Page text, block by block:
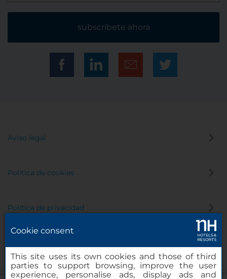
subscríbete ahora
Aviso legal
Política de cookies
Política de privacidad
Cookie consent
This site uses its own cookies and those of third
parties to support browsing, improve the user
experience, personalise ads, display ads and